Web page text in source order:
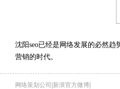
沈阳seo已经是网络发展的必然
营销的时代。
网络策划公司|新浪官方微博|